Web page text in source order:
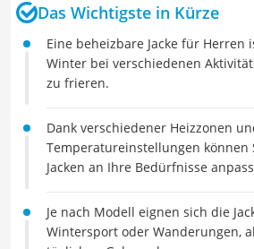
Das Wichtigste in Kürze
Eine beheizbare Jacke für Herren
Winter bei verschiedenen
zu frieren.
Dank verschiedener Heizzonen
Temperatureinstellungen können
Jacken an Ihre Bedürfnisse
Je nach Modell eignen sich die
Wintersport oder Wanderungen,